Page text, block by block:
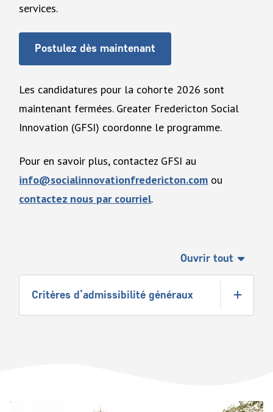
services.
Postulez dès maintenant
Les candidatures pour la cohorte 2026 sont
maintenant fermées.Greater Fredericton Social
Innovation (GFSI) coordonne le programme.
Pour en savoir plus, contactez GFSI au
info@socialinnovationfredericton.com ou
contactez nous par courriel.
Ouvrir tout
Critères d’admissibilité généraux